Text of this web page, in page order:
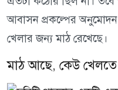
আবাসন প্রকল্পের
খেলার জন্য মাঠ রেখেছে।
মাঠ আছে, কেউ খেলতে